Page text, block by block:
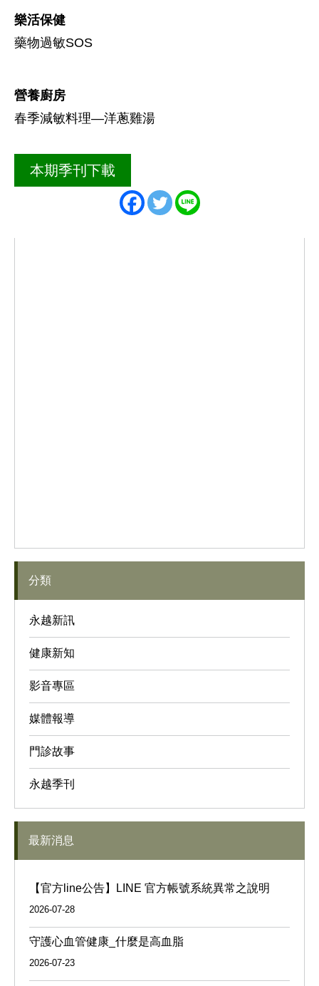
樂活保健
藥物過敏SOS
營養廚房
春季減敏料理―洋蔥雞湯
本期季刊下載
分類
永越新訊
健康新知
影音專區
媒體報導
門診故事
永越季刊
最新消息
【官方line公告】LINE 官方帳號系統異常之說明
2026-07-28
守護心血管健康_什麼是高血脂
2026-07-23